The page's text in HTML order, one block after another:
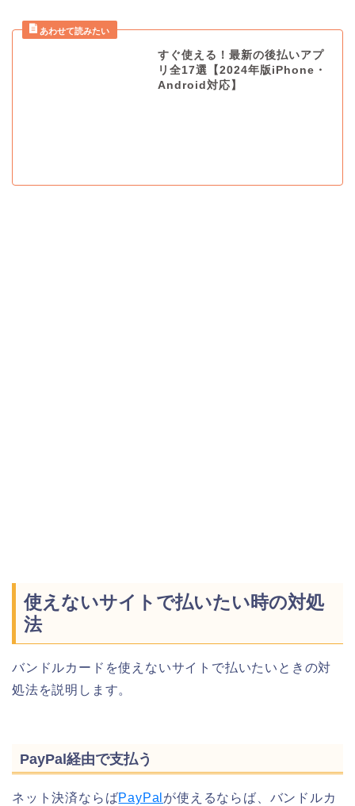
すぐ使える！最新の後払いアプ
リ全17選【2024年版iPhone・
Android対応】
使えないサイトで払いたい時の対処
法
バンドルカードを使えないサイトで払いたいときの対
処法を説明します。
PayPal経由で支払う
ネット決済ならばPayPal が使えるならば、バンドルカ